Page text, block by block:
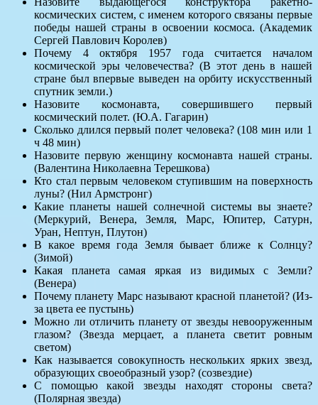
космических систем, с именем которого связаны первые
победы нашей страны в освоении космоса. (Академик
Сергей Павлович Королев)
Почему 4 октября 1957 года считается началом
космической эры человечества? (В этот день в нашей
стране был впервые выведен на орбиту искусственный
спутник земли.)
Назовите космонавта, совершившего первый
космический полет. (Ю.А. Гагарин)
Сколько длился первый полет человека? (108 мин или 1
ч 48 мин)
Назовите первую женщину космонавта нашей страны.
(Валентина Николаевна Терешкова)
Кто стал первым человеком ступившим на поверхность
луны? (Нил Армстронг)
Какие планеты нашей солнечной системы вы знаете?
(Меркурий, Венера, Земля, Марс, Юпитер, Сатурн,
Уран, Нептун, Плутон)
В какое время года Земля бывает ближе к Солнцу?
(Зимой)
Какая планета самая яркая из видимых с Земли?
(Венера)
Почему планету Марс называют красной планетой? (Из-
за цвета ее пустынь)
Можно ли отличить планету от звезды невооруженным
глазом? (Звезда мерцает, а планета светит ровным
светом)
Как называется совокупность нескольких ярких звезд,
образующих своеобразный узор? (созвездие)
С помощью какой звезды находят стороны света?
(Полярная звезда)